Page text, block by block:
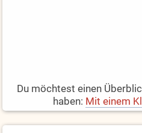
Du möchtest einen
haben: Mit einem